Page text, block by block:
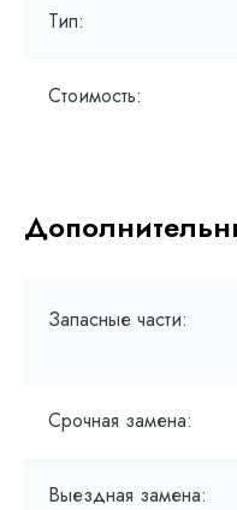
Тип:
Стоимость:
Запасные части:
Срочная замена:
Выездная замена: